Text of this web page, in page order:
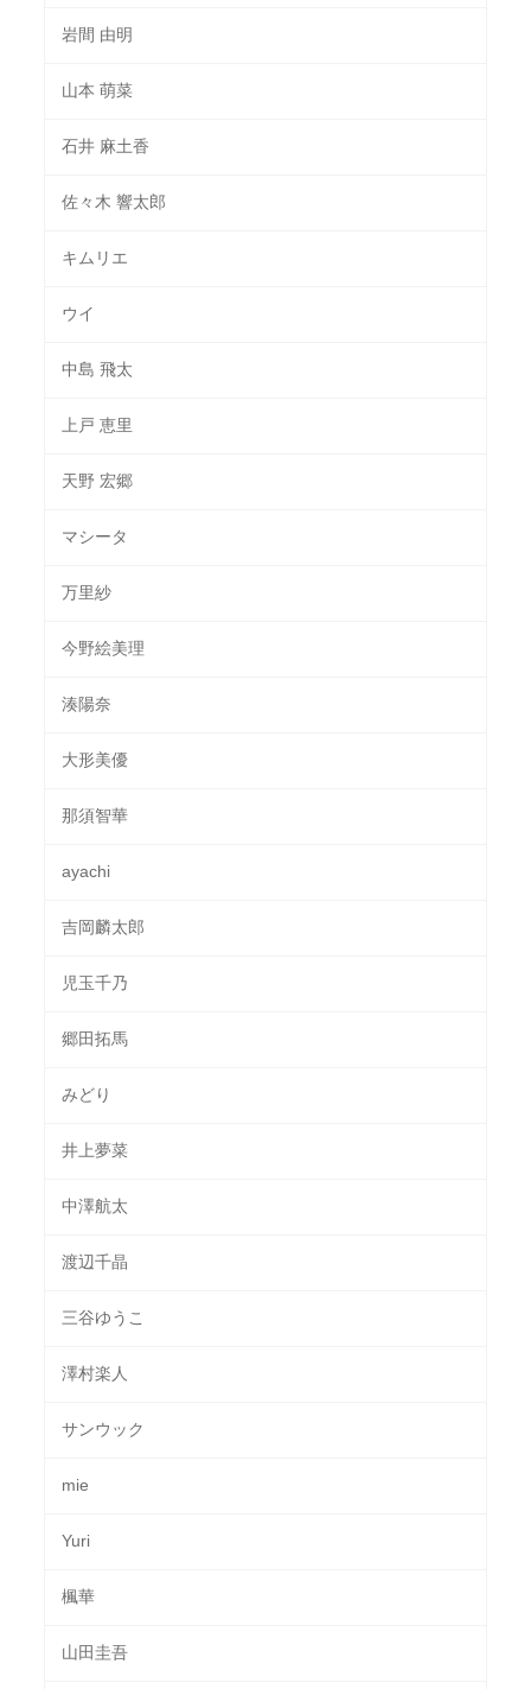
岩間 由明
山本 萌菜
石井 麻土香
佐々木 響太郎
キムリエ
ウイ
中島 飛太
上戸 恵里
天野 宏郷
マシータ
万里紗
今野絵美理
湊陽奈
大形美優
那須智華
ayachi
吉岡麟太郎
児玉千乃
郷田拓馬
みどり
井上夢菜
中澤航太
渡辺千晶
三谷ゆうこ
澤村楽人
サンウック
mie
Yuri
楓華
山田圭吾